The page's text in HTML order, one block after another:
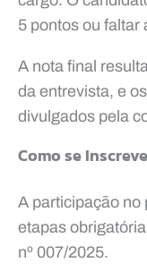
5 pontos ou faltar
A nota final
da entrevista, e
divulgados pela
Como se
A participação no
etapas
nº 007/2025.